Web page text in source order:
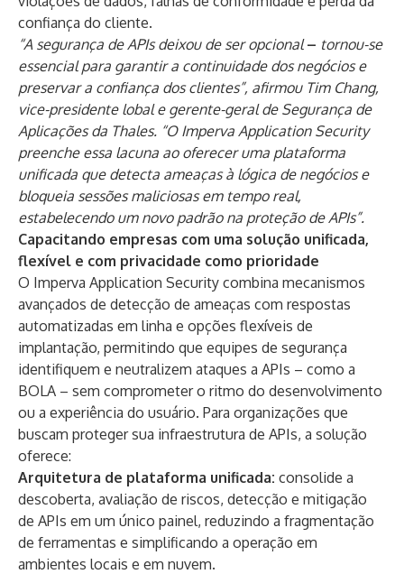
confiança do cliente.
“A segurança de APIs deixou de ser opcional – tornou-se
essencial para garantir a continuidade dos negócios e
preservar a confiança dos clientes”, afirmou Tim Chang,
vice-presidente lobal e gerente-geral de Segurança de
Aplicações da Thales. “O Imperva Application Security
preenche essa lacuna ao oferecer uma plataforma
unificada que detecta ameaças à lógica de negócios e
bloqueia sessões maliciosas em tempo real,
estabelecendo um novo padrão na proteção de APIs”.
Capacitando empresas com uma solução unificada,
flexível e com privacidade como prioridade
O Imperva Application Security combina mecanismos
avançados de detecção de ameaças com respostas
automatizadas em linha e opções flexíveis de
implantação, permitindo que equipes de segurança
identifiquem e neutralizem ataques a APIs – como a
BOLA – sem comprometer o ritmo do desenvolvimento
ou a experiência do usuário. Para organizações que
buscam proteger sua infraestrutura de APIs, a solução
oferece:
Arquitetura de plataforma unificada: consolide a
descoberta, avaliação de riscos, detecção e mitigação
de APIs em um único painel, reduzindo a fragmentação
de ferramentas e simplificando a operação em
ambientes locais e em nuvem.